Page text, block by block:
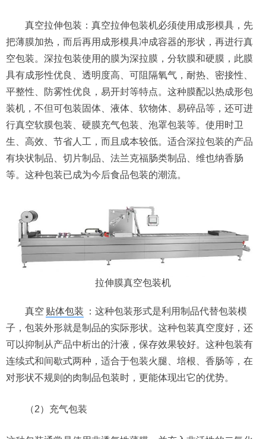
真空拉伸包装：真空拉伸包装机必须使用成形模具，先
把薄膜加热，而后再用成形模具冲成容器的形状，再进行真
空包装。深拉包装使用的膜为深拉膜，分软膜和硬膜，此膜
具有成形性优良、透明度高、可阻隔氧气，耐热、密接性、
平整性、防雾性优良，易开封等特点。这种膜配以热成形包
装机，不但可包装固体、液体、软物体、易碎品等，还可进
行真空软膜包装、硬膜充气包装、泡罩包装等。使用时卫
生、高效、节省人工，而且成本较低。适合深拉包装的产品
有块状制品、切片制品、法兰克福肠类制品、维也纳香肠
等。这种包装已成为今后食品包装的潮流。
拉伸膜真空包装机
真空 贴体包装
：这种包装形式是利用制品代替包装模
子，包装外形就是制品的实际形状。这种包装真空度好，还
可以抑制从产品中析出的汁液，保存效果较好。这种包装有
连续式和间歇式两种，适合于包装火腿、培根、香肠等，在
对形状不规则的肉制品包装时，更能体现出它的优势。
（2）充气包装